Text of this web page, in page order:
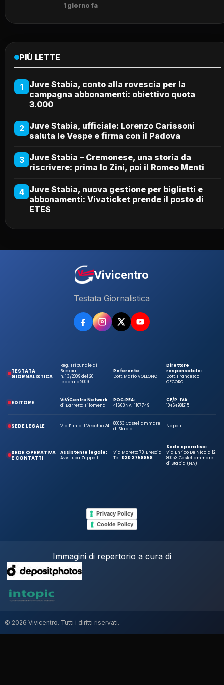
1 giorno fa
PIÙ LETTE
1
Juve Stabia, conto alla rovescia per la
campagna abbonamenti: obiettivo quota
3.000
2 Juve Stabia, ufficiale: Lorenzo Carissoni
saluta le Vespe e firma con il Padova
3 Juve Stabia – Cremonese, una storia da
riscrivere: prima lo Zini, poi il Romeo Menti
4 Juve Stabia, nuova gestione per biglietti e
abbonamenti: Vivaticket prende il posto di
ETES
Vivicentro
Testata Giornalistica
TESTATA
GIORNALISTICA
Reg. Tribunale di
Brescia
n. 13/2009 del 20
febbraio 2009
Referente:
Dott. Mario VOLLONO
Direttore
responsabile:
Dott. Francesco
CECORO
EDITORE
ViViCentro Network
di Barretta Filomena
ROC:
41663
REA:
NA-1107749
CF/P. IVA:
10464981215
SEDE LEGALE Via Plinio Il Vecchio 24
80053 Castellammare
di Stabia
Napoli
SEDE OPERATIVA
E CONTATTI
Assistente legale:
Avv. Luca Zuppelli
Via Moretto 70, Brescia
Tel.030 3758858
Sede operativa:
Via Enrico De Nicola 12
80053 Castellammare
di Stabia (NA)
Privacy Policy
Cookie Policy
Immagini di repertorio a cura di
© 2026 Vivicentro. Tutti i diritti riservati.